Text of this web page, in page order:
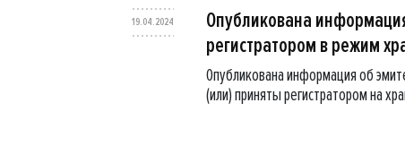
19.04.2024
Опубликована
регистратором в режим
Опубликована информация об
(или) приняты регистратором на